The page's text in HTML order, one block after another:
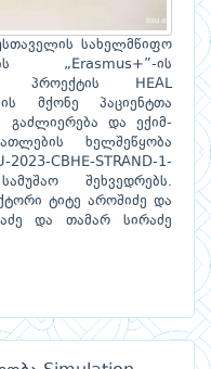
სახელმწიფო
„Erasmus+”-ის
პროექტის HEAL
მქონე პაციენტთა
გაძლიერება და ექიმ-
ხელშეწყობა
CBHE-STRAND-1-
შეხვედრებს.
ტიტე აროშიძე და
და თამარ სირაძე